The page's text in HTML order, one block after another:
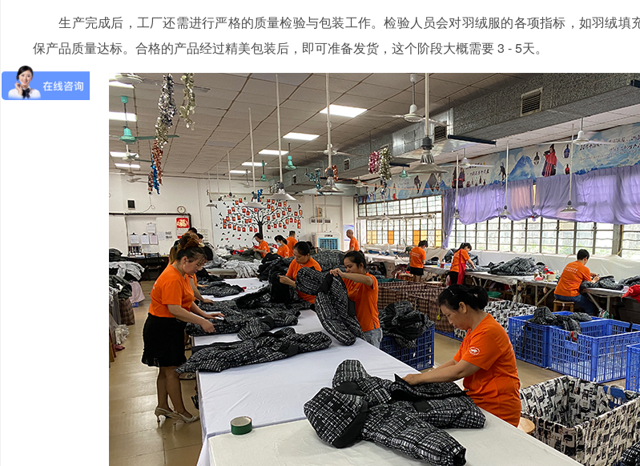
生产完成后，工厂还需进行严格的质量检验与包装工作。检验人员会对羽绒服的各项指标，如羽绒填
保产品质量达标。合格的产品经过精美包装后，即可准备发货，这个阶段大概需要 3 - 5天。